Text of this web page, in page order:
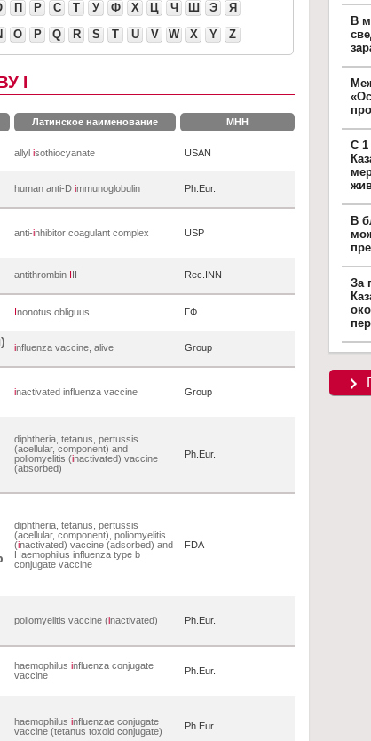
П Р С Т У Ф Х Ц Ч Ш Э
Я
O P Q R S T U V W X Y Z
I
Латинское наименование МНН
allyl isothiocyanate USAN
human anti-D immunoglobulin Ph.Eur.
anti-inhibitor coagulant complex USP
antithrombin III Rec.INN
Inonotus obliguus ГФ
influenza vaccine, alive Group
inactivated influenza vaccine Group
diphtheria, tetanus, pertussis
(acellular, component) and
poliomyelitis (inactivated) vaccine
(absorbed)
Ph.Eur.
diphtheria, tetanus, pertussis
(acellular, component), poliomyelitis
(inactivated) vaccine (adsorbed) and
Haemophilus influenza type b
conjugate vaccine
FDA
poliomyelitis vaccine (inactivated) Ph.Eur.
haemophilus influenza conjugate
vaccine
Ph.Eur.
haemophilus influenzae conjugate
vaccine (tetanus toxoid conjugate)
Ph.Eur.
В
С 1
В
За